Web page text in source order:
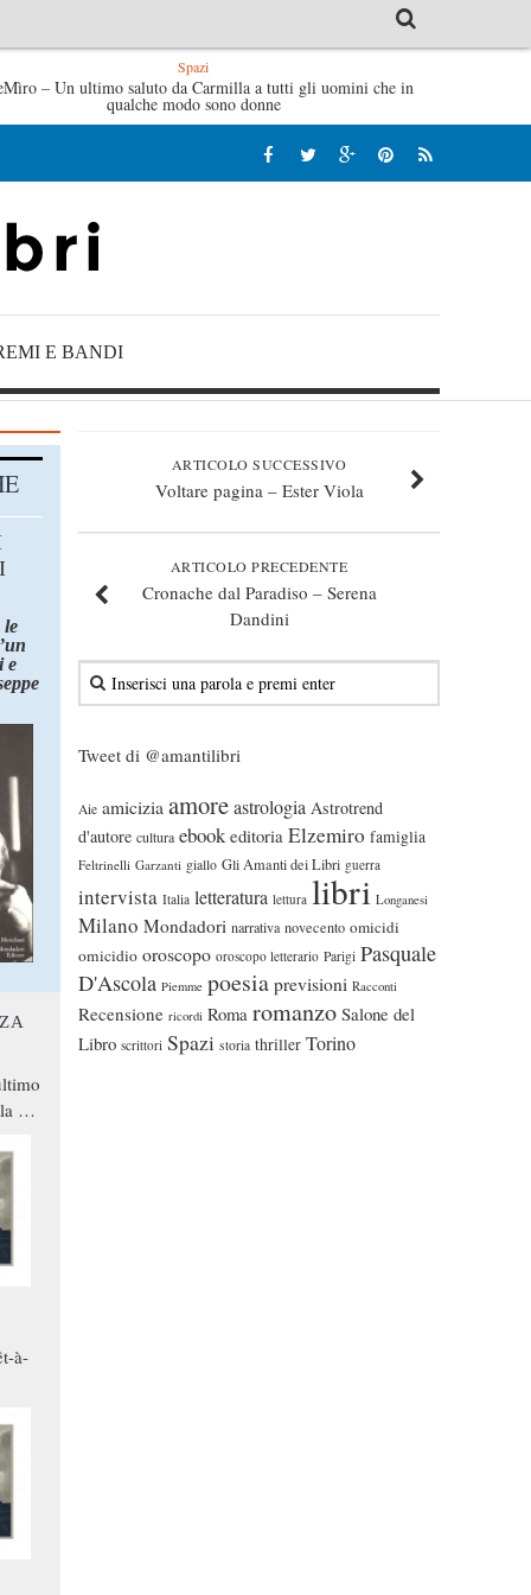
le mattine di Sybil – Virginia Evans
Spazi
– Un ultimo saluto da Carmilla a tutti gli uomini che in
qualche modo sono donne
E BANDI
ARTICOLO SUCCESSIVO
Voltare pagina – Ester Viola
ARTICOLO PRECEDENTE
Cronache dal Paradiso – Serena
Dandini
Tweet di @amantilibri
Aie amicizia amoreastrologia Astrotrend
d'autore cultura ebook editoria Elzemiro famiglia
Feltrinelli Garzanti giallo Gli Amanti dei Libri guerra
intervista Italia letteratura lettura libri Longanesi
Milano Mondadori narrativa novecento omicidi
omicidio oroscopo oroscopo letterario Parigi Pasquale
D'Ascola Piemme poesia previsioni Racconti
Recensione ricordi Roma romanzo Salone del
Libro scrittori Spazi storia thriller Torino
le
e
a
à-